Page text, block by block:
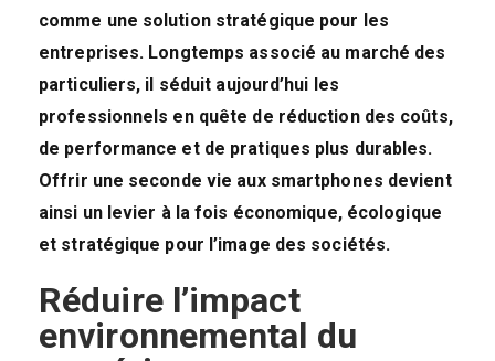
comme une solution stratégique pour les
entreprises. Longtemps associé au marché des
particuliers, il séduit aujourd’hui les
professionnels en quête de réduction des coûts,
de performance et de pratiques plus durables.
Offrir une seconde vie aux smartphones devient
ainsi un levier à la fois économique, écologique
et stratégique pour l’image des sociétés.
Réduire l’impact
environnemental du